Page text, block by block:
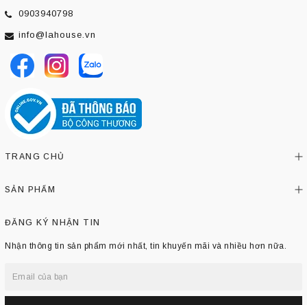
0903940798
info@lahouse.vn
TRANG CHỦ
SẢN PHẨM
ĐĂNG KÝ NHẬN TIN
Nhận thông tin sản phẩm mới nhất, tin khuyến mãi và nhiều hơn nữa.